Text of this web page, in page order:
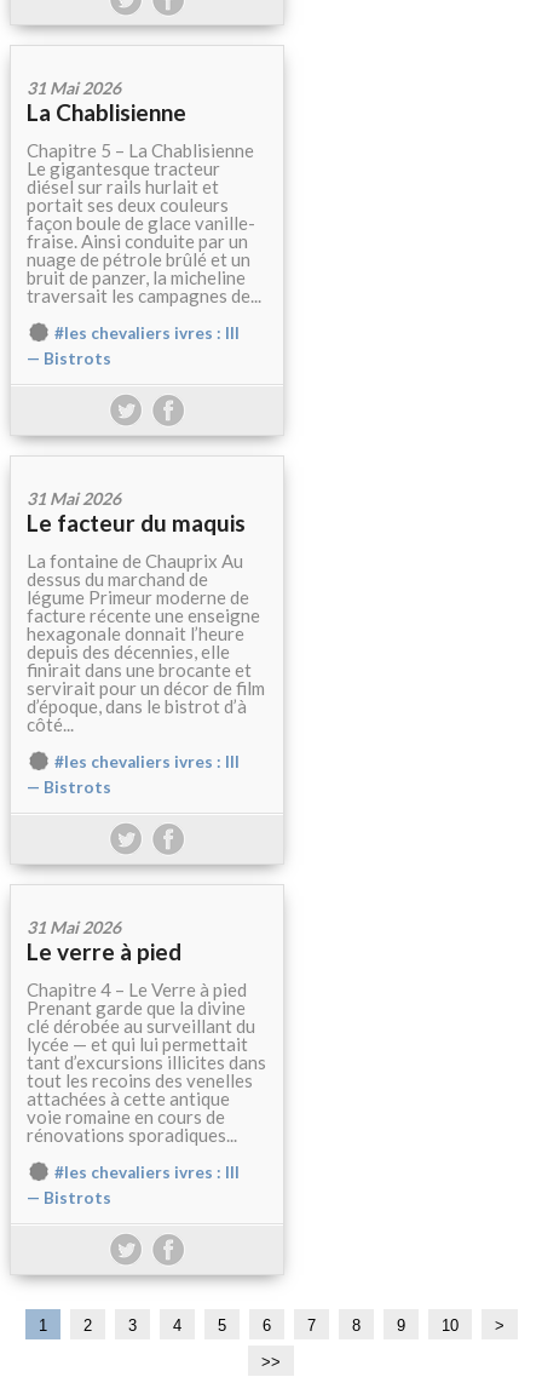
31 Mai 2026
La Chablisienne
Chapitre 5 – La Chablisienne
Le gigantesque tracteur
diésel sur rails hurlait et
portait ses deux couleurs
façon boule de glace vanille-
fraise. Ainsi conduite par un
nuage de pétrole brûlé et un
bruit de panzer, la micheline
traversait les campagnes de...
#les chevaliers ivres : III
— Bistrots
31 Mai 2026
Le facteur du maquis
La fontaine de Chauprix Au
dessus du marchand de
légume Primeur moderne de
facture récente une enseigne
hexagonale donnait l’heure
depuis des décennies, elle
finirait dans une brocante et
servirait pour un décor de film
d’époque, dans le bistrot d’à
côté...
#les chevaliers ivres : III
— Bistrots
31 Mai 2026
Le verre à pied
Chapitre 4 – Le Verre à pied
Prenant garde que la divine
clé dérobée au surveillant du
lycée — et qui lui permettait
tant d’excursions illicites dans
tout les recoins des venelles
attachées à cette antique
voie romaine en cours de
rénovations sporadiques...
#les chevaliers ivres : III
— Bistrots
1 2 3 4 5 6 7 8 9 10
2
3
>
>>